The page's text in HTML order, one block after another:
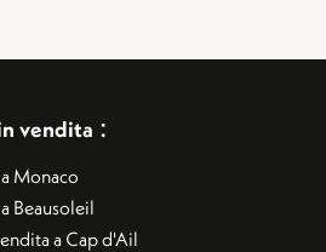
vendita :
Monaco
Beausoleil
a Cap d'Ail